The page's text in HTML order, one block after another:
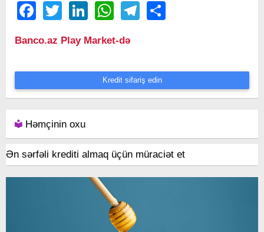
FacebookTwitter LinkedIn WhatsAppTelegram
Banco.az Play Market-də
Kredit sifariş edin
Həmçinin oxu
Ən sərfəli krediti almaq üçün müraciət et